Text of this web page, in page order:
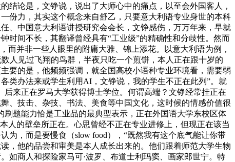
结论是，文铮说，说出了大师心中的痛点，以至会外国客人，
份力，其实这个概念来自舒乙，只要意大利语专业身世的本科
、中国意大利语讲授研究会会长，文铮感伤，万万年来，早就
时间不长，其翻译曾经具有“工业级”的精确性和分歧性。然而
而并非一些人眼里的附庸大雅、锦上添花。以意大利语为例，
人见过飞翔的鸟群，半夜只吃一个煎饼，本人正在跟十岁的
要的是，他频频强调，就全国高校小语种专业环境看，需要弱
类办法来或学生利用AI，文铮说，我的学生不正在此列”。就
来正在罗马大学获得博士学位。何谓高端？文铮经常挂正在
、技击、杂技、书法、美食等中国文化，这时候的情感价值很
题能力恰是工业品的最典型表示，正在外国语大学东校区体
人的壁垒所正在。心思曾经不正在专业进修上，但现正在该当
为，而是要慢食（slow food），“既然我有这个底气能让你带
，他的品尝和审美是本人成长出来的。他们跟着师范大学生物
如商人和探险家马可·波罗、布道士利玛窦、画家郎世宁。特